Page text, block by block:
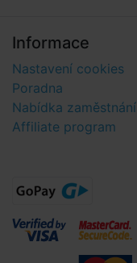
Informace
Nastavení cookies
Poradna
Nabídka zaměstnání
Affiliate program